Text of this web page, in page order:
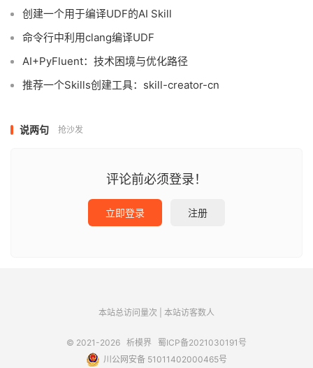
创建一个用于编译UDF的AI Skill
命令行中利用clang编译UDF
AI+PyFluent：技术困境与优化路径
推荐一个Skills创建工具：skill-creator-cn
说两句 抢沙发
评论前必须登录！
立即登录 注册
本站总访问量次 本站访客数人
© 2021-2026 析模界
蜀ICP备2021030191号
川公网安备 51011402000465号